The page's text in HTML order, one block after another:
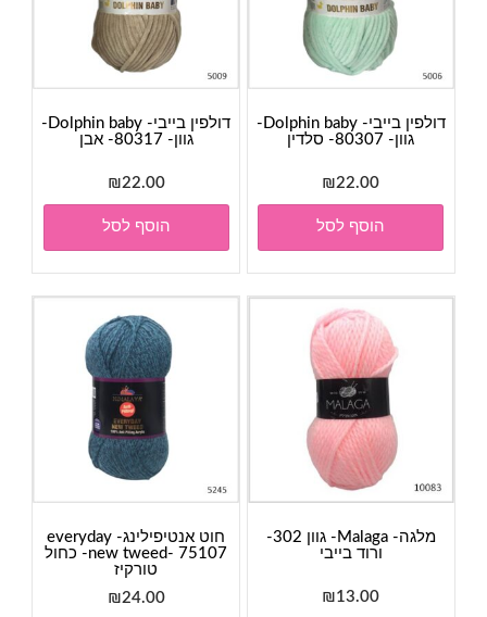
דולפין בייבי- Dolphin baby-
גוון- 80307- סלדין
₪22.00
הוסף לסל
דולפין בייבי- Dolphin baby-
גוון- 80317- אבן
₪22.00
הוסף לסל
מלגה- Malaga- גוון 302-
ורוד בייבי
₪13.00
חוט אנטיפילינג- everyday
new tweed- 75107- כחול
טורקיז
₪24.00